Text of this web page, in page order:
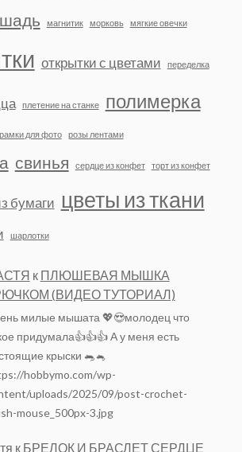
магнитик морковь мягкие овечки
открытки с цветами переделка
плетение на станке полимерка
рамки для фото розы лентами
свинья сердце из конфет торт из конфет
бумаги цветы из ткани
шарлотки
к ПЛЮШЕВАЯ МЫШКА
(ВИДЕО ТУТОРИАЛ)
милые мышата 💖😍молодец что
придумала👍👍👍 А у меня есть
крыски 🐀🐁
hobbymo.com/wp-
uploads/2025/09/post-crochet-
mouse_500px-3.jpg
к БРЕЛОК И БРАСЛЕТ СЕРДЦЕ